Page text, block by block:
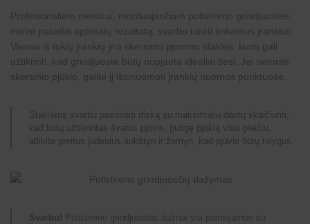
Profesionaliam meistrui, montuojančiam polistireno grindjuostes
norint pasiekti optimalų rezultatą, svarbu turėti tinkamus įrankius.
Vienas iš tokių įrankių yra skersinio pjovimo staklės, kuris gali
užtikrinti, kad grindjuostė būtų nupjauta idealiai tiesi. Jei neturite
skersinio pjūklo, galite jį išsinuomoti įrankių nuomos punktuose.
Staklėms svarbu pasirinkti diską su maksimaliu dantų skaičiumi,
kad būtų užtikrintas švarus pjūvis. Įjungę pjūklą visu greičiu,
atlikite greitus judesius aukštyn ir žemyn, kad pjūvis būtų tolygus.
Svarbu! Polistireno grindjuostės dažnai yra painiojamos su